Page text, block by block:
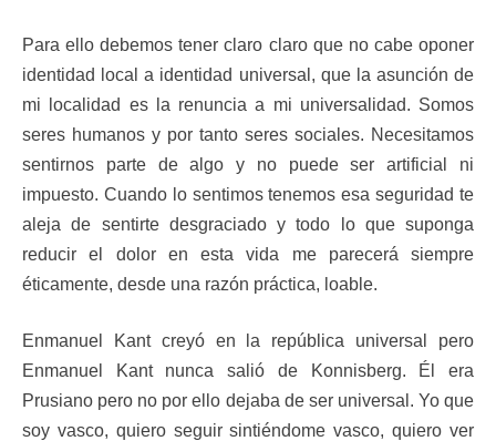
Para ello debemos tener claro claro que no cabe oponer
identidad local a identidad universal, que la asunción de
mi localidad es la renuncia a mi universalidad. Somos
seres humanos y por tanto seres sociales. Necesitamos
sentirnos parte de algo y no puede ser artificial ni
impuesto. Cuando lo sentimos tenemos esa seguridad te
aleja de sentirte desgraciado y todo lo que suponga
reducir el dolor en esta vida me parecerá siempre
éticamente, desde una razón práctica, loable.
Enmanuel Kant creyó en la república universal pero
Enmanuel Kant nunca salió de Konnisberg. Él era
Prusiano pero no por ello dejaba de ser universal. Yo que
soy vasco, quiero seguir sintiéndome vasco, quiero ver